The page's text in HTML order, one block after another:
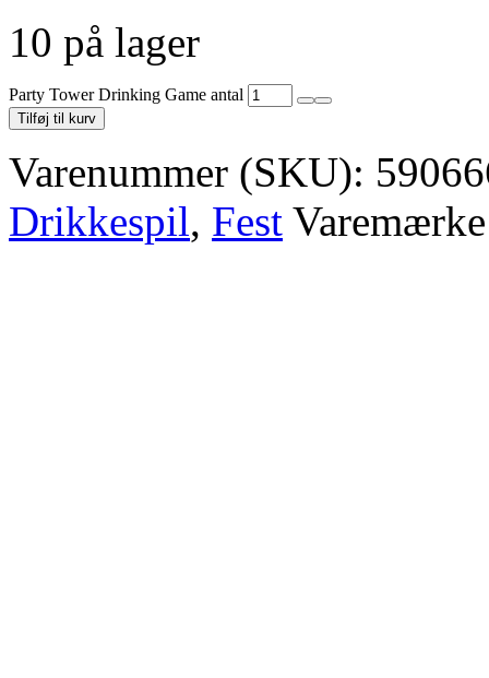
10 på lager
Party Tower Drinking Game antal
Tilføj til kurv
Varenummer (SKU):
Drikkespil, Fest